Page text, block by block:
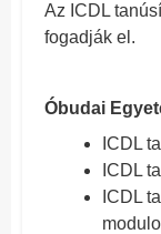
Az ICDL
fogadják el.
Óbudai
ICDL
ICDL
ICDL